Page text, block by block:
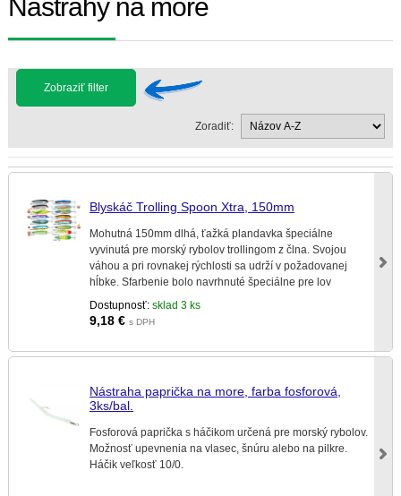
Nástrahy na more
Zobraziť filter
Zoradiť:
Blyskáč Trolling Spoon Xtra, 150mm
Mohutná 150mm dlhá, ťažká plandavka špeciálne
vyvinutá pre morský rybolov trollingom z člna. Svojou
váhou a pri rovnakej rýchlosti sa udrží v požadovanej
hĺbke. Sfarbenie bolo navrhnuté špeciálne pre lov
Dostupnosť: sklad 3 ks
9,18 € s DPH
Nástraha paprička na more, farba fosforová,
3ks/bal.
Fosforová paprička s háčikom určená pre morský rybolov.
Možnosť upevnenia na vlasec, šnúru alebo na pilkre.
Háčik veľkosť 10/0.